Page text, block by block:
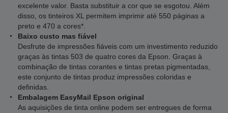
excelente valor. Basta substituir a cor que se esgotou. Além
disso, os tinteiros XL permitem imprimir até 550 páginas a
preto e 470 a cores*.
Baixo custo mas fiável
Desfrute de impressões fiáveis com um investimento reduzido
graças às tintas 503 de quatro cores da Epson. Graças à
combinação de tintas corantes e tintas pretas pigmentadas,
este conjunto de tintas produz impressões coloridas e
definidas.
Embalagem EasyMail Epson original
As aquisições de tinta online podem ser entregues de forma